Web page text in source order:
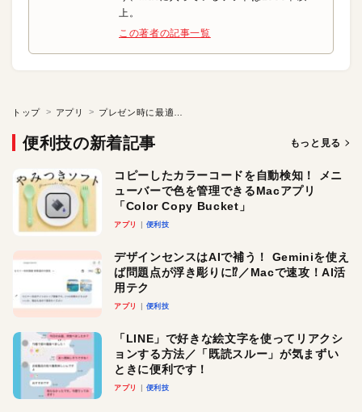
上。
この著者の記事一覧
トップ アプリ
便利技の新着記事 もっと見る
コピーしたカラーコードを自動検知！ メニ
ューバーで色を管理できるMacアプリ
「Color Copy Bucket」
アプリ 便利技
デザインセンスはAIで補う！ Geminiを使え
ば問題点が浮き彫りに⁉︎／Macで速攻！AI活
用テク
アプリ 便利技
「LINE」で好きな絵文字を使ってリアクシ
ョンする方法／「既読スルー」が気まずい
ときに便利です！
アプリ 便利技